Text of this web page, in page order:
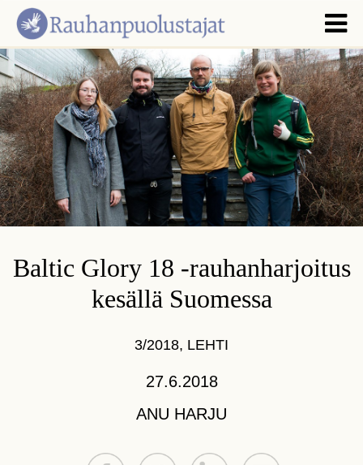
Baltic Glory 18 -rauhanharjoitus
kesällä Suomessa
3/2018, LEHTI
27.6.2018
ANU HARJU